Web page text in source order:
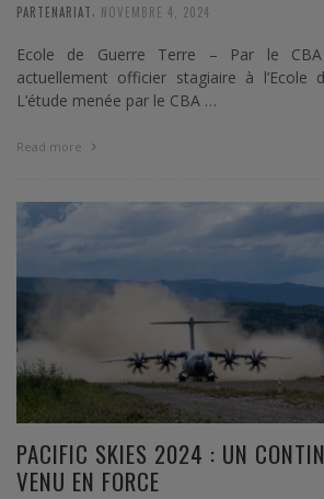
PARTENARIAT NOVEMBRE 4, 2024
Ecole de Guerre Terre – Par le CBA
actuellement officier stagiaire à
L’étude menée par le CBA …
Read more
PACIFIC SKIES 2024 : UN
VENU EN FORCE